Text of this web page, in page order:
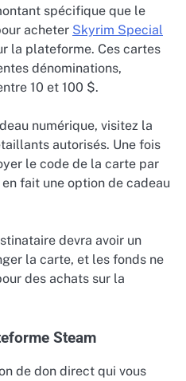
spécifique que le
acheter Skyrim Special
la plateforme. Ces cartes
dénominations,
10 et 100 $.
numérique, visitez la
autorisés. Une fois
le code de la carte par
fait une option de cadeau
devra avoir un
la carte, et les fonds ne
des achats sur la
Steam
de don direct qui vous